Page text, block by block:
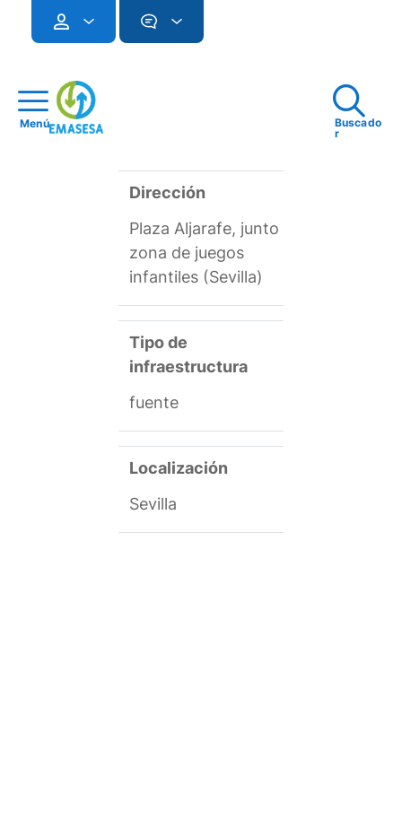
Menú
Buscado
r
Dirección
Plaza Aljarafe, junto
zona de juegos
infantiles (Sevilla)
Tipo de
infraestructura
fuente
Localización
Sevilla